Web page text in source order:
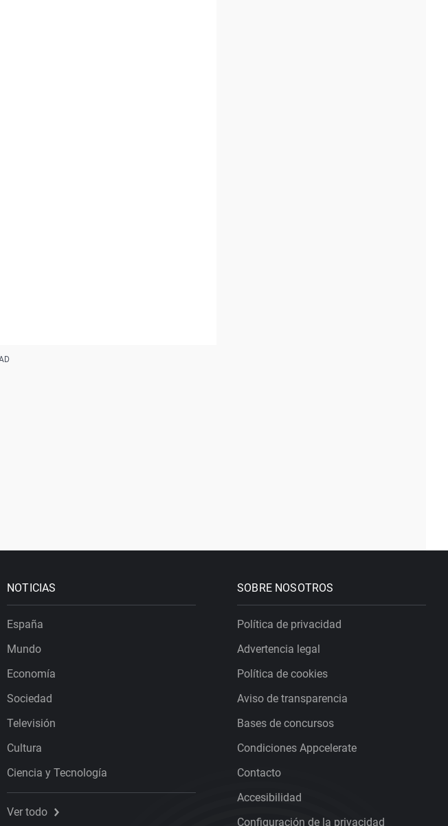
NOTICIAS
España
Mundo
Economía
Sociedad
Televisión
Cultura
Ciencia y Tecnología
Ver todo
SOBRE NOSOTROS
Política de privacidad
Advertencia legal
Política de cookies
Aviso de transparencia
Bases de concursos
Condiciones Appcelerate
Contacto
Accesibilidad
Configuración de la privacidad